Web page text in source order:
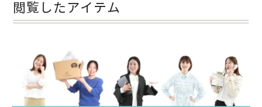
閲覧したアイテム